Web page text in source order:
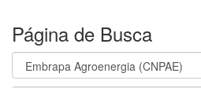
Página de Busca